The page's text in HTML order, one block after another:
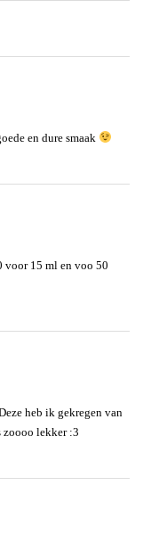
en dure smaak
voor 15 ml en voo 50
heb ik gekregen van
lekker :3